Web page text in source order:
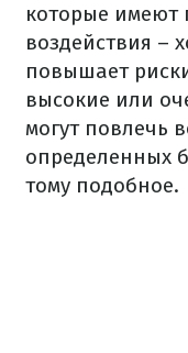
которые имеют
воздействия –
повышает
высокие или
могут повлечь
определенных
тому подобное.